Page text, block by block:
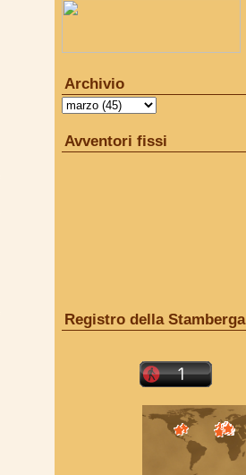
Archivio
Avventori fissi
Registro della Stamberga